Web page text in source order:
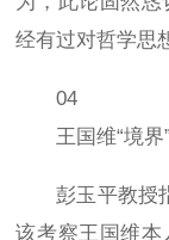
经有过对哲学思
04
王国维“境界
彭玉平教授
该考察王国维本